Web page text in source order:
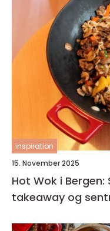
inspiration
15. November 2025
Hot Wok i
takeaway og